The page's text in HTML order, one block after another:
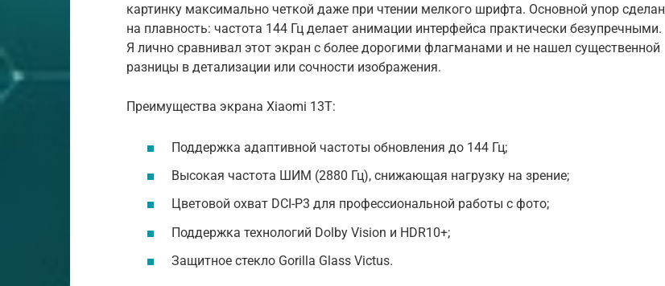
картинку максимально четкой даже при чтении мелкого шрифта. Основной упор сделан
на плавность: частота 144 Гц делает анимации интерфейса практически безупречными.
Я лично сравнивал этот экран с более дорогими флагманами и не нашел существенной
разницы в детализации или сочности изображения.
Преимущества экрана Xiaomi 13T:
Поддержка адаптивной частоты обновления до 144 Гц;
Высокая частота ШИМ (2880 Гц), снижающая нагрузку на зрение;
Цветовой охват DCI-P3 для профессиональной работы с фото;
Поддержка технологий Dolby Vision и HDR10+;
Защитное стекло Gorilla Glass Victus.